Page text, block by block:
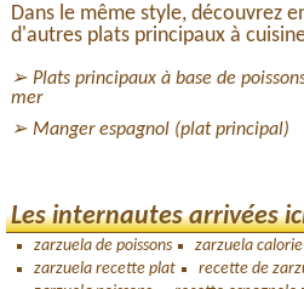
Dans le même style, découvrez
d'autres plats principaux à
Plats principaux à base de
mer
Manger espagnol (plat principal)
Les internautes arrivées
zarzuela de poissons zarzuela calorie
zarzuela recette plat
recette de